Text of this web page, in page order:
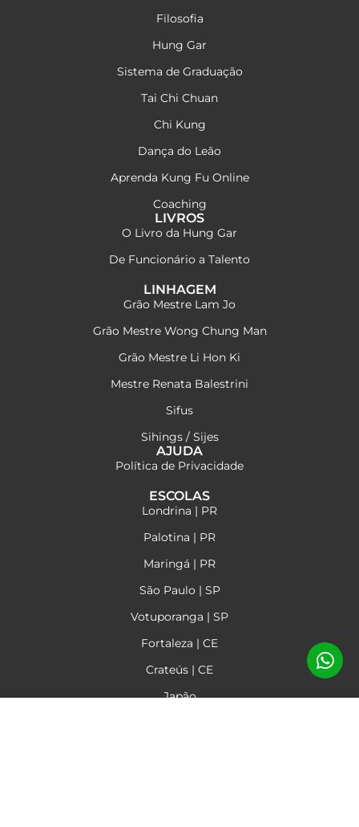
Filosofia
Hung Gar
Sistema de Graduação
Tai Chi Chuan
Chi Kung
Dança do Leão
Aprenda Kung Fu Online
Coaching
LIVROS
O Livro da Hung Gar
De Funcionário a Talento
LINHAGEM
Grão Mestre Lam Jo
Grão Mestre Wong Chung Man
Grão Mestre Li Hon Ki
Mestre Renata Balestrini
Sifus
Sihings / Sijes
AJUDA
Política de Privacidade
ESCOLAS
Londrina | PR
Palotina | PR
Maringá | PR
São Paulo | SP
Votuporanga | SP
Fortaleza | CE
Crateús | CE
Japão